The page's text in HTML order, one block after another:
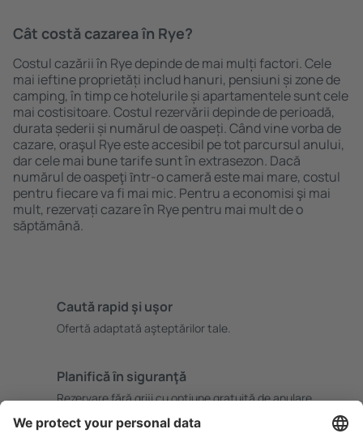
Cât costă cazarea în Rye?
Costul cazării în Rye depinde de mai mulți factori. Cele
mai ieftine proprietăți includ hanuri, pensiuni și zone de
camping, în timp ce hotelurile și apartamentele sunt cele
mai costisitoare. Costul rezervării depinde de perioadă,
durata șederii și numărul de oaspeți. Când vine vorba de
cazare, oraşul Rye este accesibil pe tot parcursul anului,
dar cele mai bune tarife sunt în extrasezon. Dacă
numărul de oaspeţi ȋntr-o cameră este mai mare, costul
pentru fiecare va fi mai mic. Pentru a economisi şi mai
mult, rezervați cazare în Rye pentru mai mult de o
săptămână.
Caută rapid şi uşor
Ofertă adaptată aşteptărilor tale.
Planifică ȋn siguranţă
Rezervare fără griji cu opțiune gratuită de anulare.